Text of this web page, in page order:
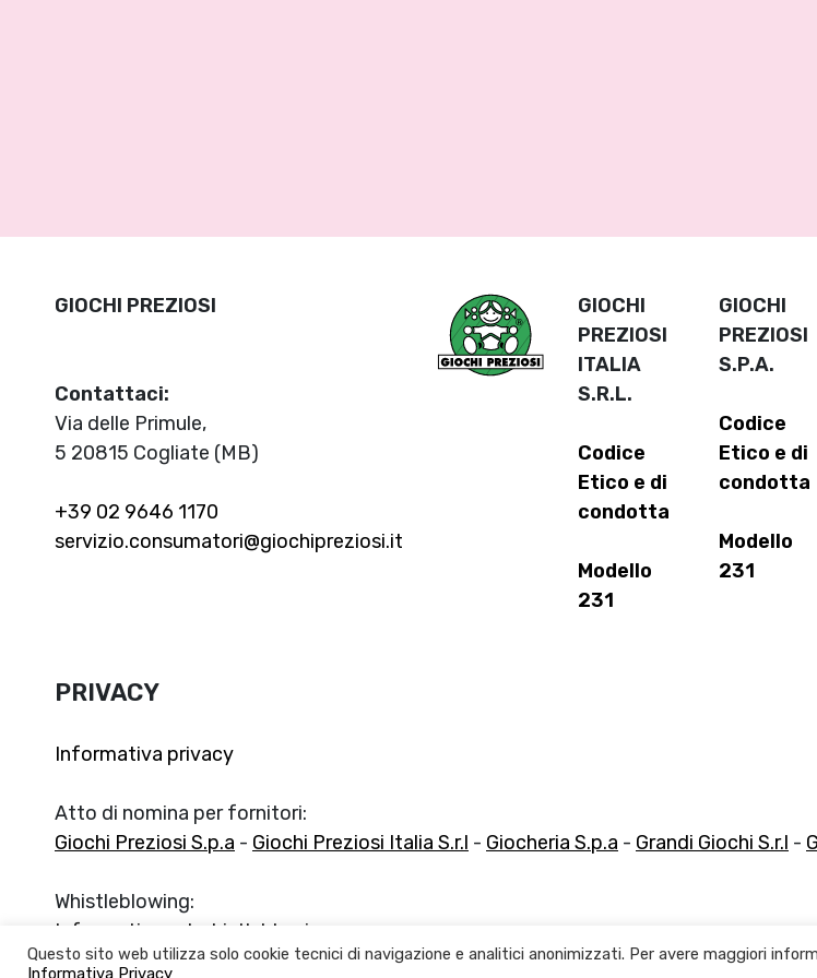
GIOCHI PREZIOSI
Contattaci:
Via delle Primule,
5 20815 Cogliate (MB)
+39 02 9646 1170
servizio.consumatori@giochipreziosi.it
GIOCHI
PREZIOSI
ITALIA
S.R.L.
Codice
Etico e di
condotta
Modello
231
GIOCHI
PREZIOSI
S.P.A.
Codice
Etico e di
condotta
Modello
231
PRIVACY
Informativa privacy
Atto di nomina per fornitori:
Giochi Preziosi S.p.a - Giochi Preziosi Italia S.r.l - Giocheria S.p.a - Grandi Giochi S.r.l -
Whistleblowing:
Informativa sul whistleblowing
Questo sito web utilizza solo cookie tecnici di navigazione e analitici anonimizzati. Per avere maggiori
Informativa Privacy